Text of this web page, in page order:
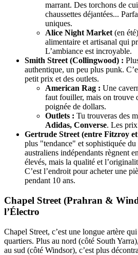
marrant. Des torchons de
chaussettes déjantées...
uniques.
Alice Night Market (en
alimentaire et artisanal qui
L’ambiance est incroyable.
Smith Street (Collingwood) :
authentique, un peu plus punk.
petit prix et des outlets.
American Rag : Une
faut fouiller, mais on trouve
poignée de dollars.
Outlets : Tu trouveras des
Adidas, Converse. Les
Gertrude Street (entre Fitzroy
plus "tendance" et sophistiquée
australiens indépendants règnent
élevés, mais la qualité et
C’est l’endroit pour acheter une
pendant 10 ans.
Chapel Street (Prahran &
l’Électro
Chapel Street, c’est une longue artère
quartiers. Plus au nord (côté South
au sud (côté Windsor), c’est plus